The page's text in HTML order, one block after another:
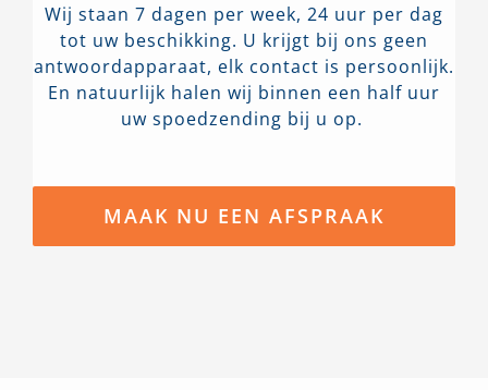
Wij staan 7 dagen per week, 24 uur per dag
tot uw beschikking. U krijgt bij ons geen
antwoordapparaat, elk contact is persoonlijk.
En natuurlijk halen wij binnen een half uur
uw spoedzending bij u op.
MAAK NU EEN AFSPRAAK